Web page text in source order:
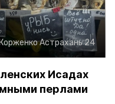
Астрахань 24
Исадах
перлами